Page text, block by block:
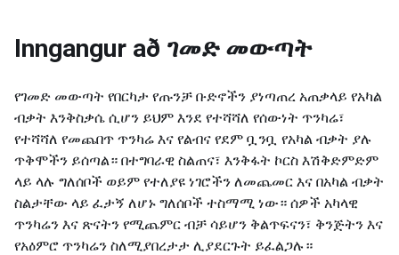
Inngangur að ገመድ መውጣት
የገመድ መውጣት የበርካታ የጡንቻ ቡድኖችን ያነጣጠረ አጠቃላይ የአካል
ብቃት እንቅስቃሴ ሲሆን ይህም እንደ የተሻሻለ የሰውነት ጥንካሬ፣
የተሻሻለ የመጨበጥ ጥንካሬ እና የልብና የደም ቧንቧ የአካል ብቃት ያሉ
ጥቅሞችን ይሰጣል። በተግባራዊ ስልጠና፣ እንቅፋት ኮርስ እሽቅድምድም
ላይ ላሉ ግለሰቦች ወይም የተለያዩ ነገሮችን ለመጨመር እና በአካል ብቃት
ስልታቸው ላይ ፈታኝ ለሆኑ ግለሰቦች ተስማሚ ነው። ሰዎች አካላዊ
ጥንካሬን እና ጽናትን የሚጨምር ብቻ ሳይሆን ቅልጥፍናን፣ ቅንጅትን እና
የአዕምሮ ጥንካሬን ስለሚያበረታታ ሊያደርጉት ይፈልጋሉ።